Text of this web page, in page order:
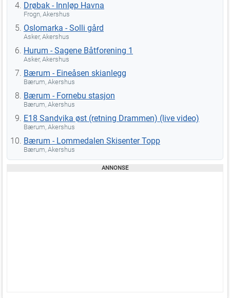
Drøbak - Innløp Havna
Frogn, Akershus
Oslomarka - Solli gård
Asker, Akershus
Hurum - Sagene Båtforening 1
Asker, Akershus
Bærum - Eineåsen skianlegg
Bærum, Akershus
Bærum - Fornebu stasjon
Bærum, Akershus
E18 Sandvika øst (retning Drammen) (live video)
Bærum, Akershus
Bærum - Lommedalen Skisenter Topp
Bærum, Akershus